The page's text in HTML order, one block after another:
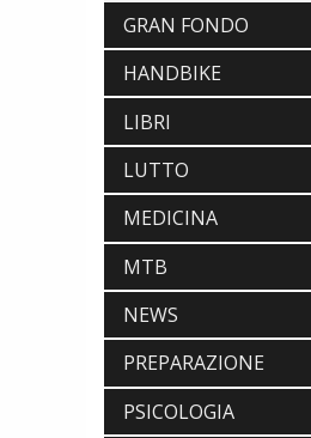
GRAN FONDO
HANDBIKE
LIBRI
LUTTO
MEDICINA
MTB
NEWS
PREPARAZIONE
PSICOLOGIA
SCARPE